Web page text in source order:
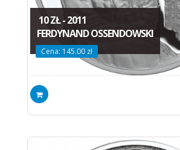
10 ZŁ - 2011
FERDYNAND OSSENDOWSKI
Cena: 145.00 zł